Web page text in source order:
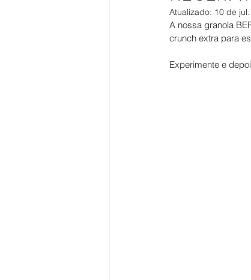
Atualizado: 10 de
A nossa granola
crunch extra para
Experimente e